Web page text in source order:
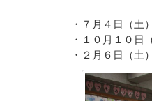
・７月４日（土
・１０月１０日
・２月６日（土